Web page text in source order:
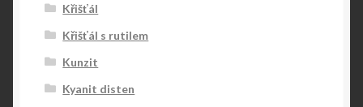
Křišťál
Křišťál s rutilem
Kunzit
Kyanit disten